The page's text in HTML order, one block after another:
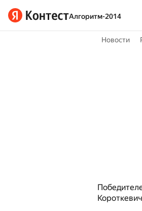
Алгоритм-2014
Новости